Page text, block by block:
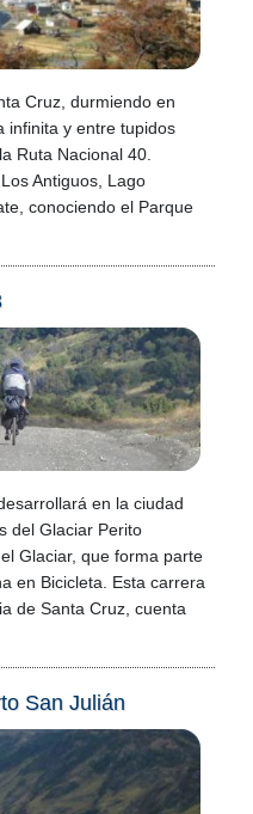
Cruz, durmiendo en
infinita y entre tupidos
Ruta Nacional 40.
Antiguos, Lago
conociendo el Parque
en la ciudad
del Glaciar Perito
Glaciar, que forma parte
en Bicicleta. Esta carrera
de Santa Cruz, cuenta
San Julián